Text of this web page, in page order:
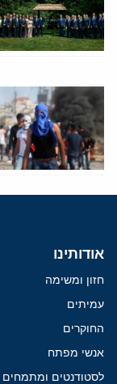
אודותינו
חזון ומשימה
עמיתים
החוקרים
אנשי מפתח
לסטודנטים ומתמחים